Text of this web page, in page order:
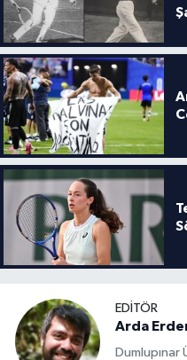
EDITÖR
Arda